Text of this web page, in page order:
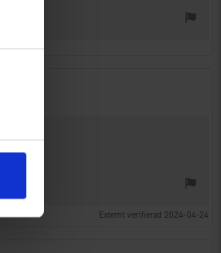
Externt verifierad 2024-04-24